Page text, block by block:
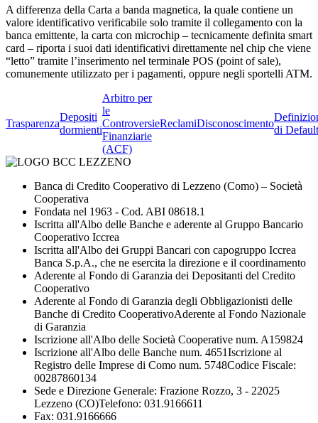
A differenza della Carta a banda magnetica, la quale contiene un
valore identificativo verificabile solo tramite il collegamento con la
banca emittente, la carta con microchip – tecnicamente definita smart
card – riporta i suoi dati identificativi direttamente nel chip che viene
“letto” tramite l’inserimento nel terminale POS (point of sale),
comunemente utilizzato per i pagamenti, oppure negli sportelli ATM.
Trasparenza
Depositi
dormienti
Arbitro per
le
Controversie
Finanziarie
(ACF)
ReclamiDisconoscimento
di Default
Banca di Credito Cooperativo di Lezzeno (Como) – Società
Cooperativa
Fondata nel 1963 - Cod. ABI 08618.1
Iscritta all'Albo delle Banche e aderente al Gruppo Bancario
Cooperativo Iccrea
Iscritta all'Albo dei Gruppi Bancari con capogruppo Iccrea
Banca S.p.A., che ne esercita la direzione e il coordinamento
Aderente al Fondo di Garanzia dei Depositanti del Credito
Cooperativo
Aderente al Fondo di Garanzia degli Obbligazionisti delle
Banche di Credito CooperativoAderente al Fondo Nazionale
di Garanzia
Iscrizione all'Albo delle Società Cooperative num. A159824
Iscrizione all'Albo delle Banche num. 4651Iscrizione al
Registro delle Imprese di Como num. 5748Codice Fiscale:
00287860134
Sede e Direzione Generale: Frazione Rozzo, 3 - 22025
Lezzeno (CO)Telefono: 031.9166611
Fax: 031.9166666